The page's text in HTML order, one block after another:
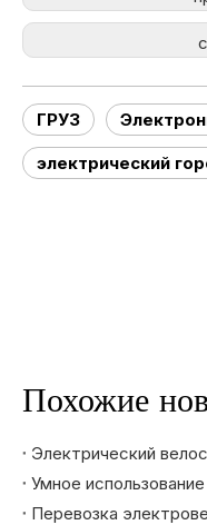
ГРУЗ
электрический
Похожие